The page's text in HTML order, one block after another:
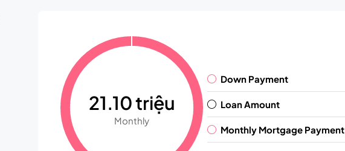
21.10 triệu
Monthly
Down Payment
Loan Amount
Monthly Mortgage Payment